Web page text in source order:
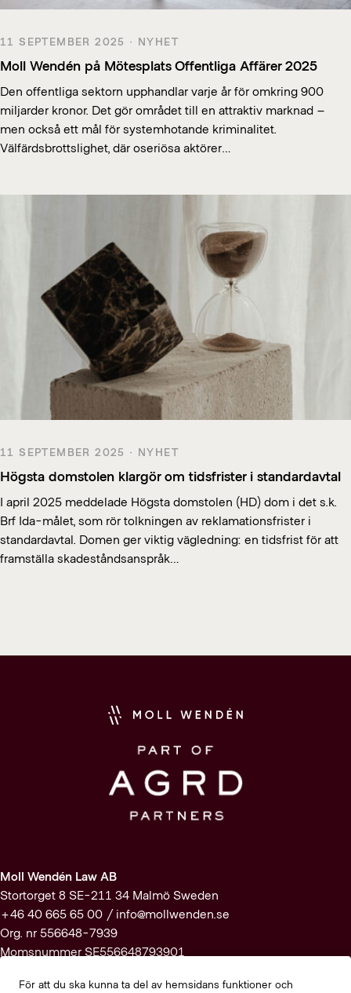
11 SEPTEMBER 2025 · NYHET
Moll Wendén på Mötesplats Offentliga Affärer 2025
Den offentliga sektorn upphandlar varje år för omkring 900
miljarder kronor. Det gör området till en attraktiv marknad –
men också ett mål för systemhotande kriminalitet.
Välfärdsbrottslighet, där oseriösa aktörer…
11 SEPTEMBER 2025 · NYHET
Högsta domstolen klargör om tidsfrister i standardavtal
I april 2025 meddelade Högsta domstolen (HD) dom i det s.k.
Brf Ida-målet, som rör tolkningen av reklamationsfrister i
standardavtal. Domen ger viktig vägledning: en tidsfrist för att
framställa skadeståndsanspråk…
För att du ska kunna ta del av hemsidans funktioner och
Moll Wendén Law AB
Stortorget 8 SE-211 34 Malmö Sweden
+46 40 665 65 00 / info@mollwenden.se
Org. nr 556648-7939
Momsnummer SE556648793901
Prenumerera på vårt nyhetsbrev